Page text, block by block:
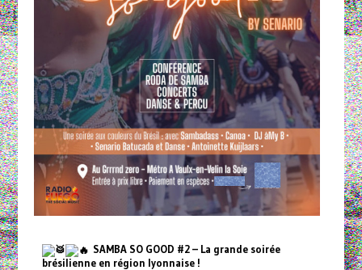
SAMBA SO GOOD #2 – La grande soirée
brésilienne en région lyonnaise !